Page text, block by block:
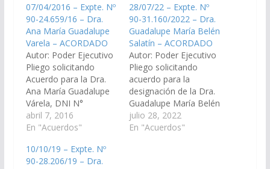
07/04/2016 – Expte. Nº
90-24.659/16 – Dra.
Ana María Guadalupe
Varela – ACORDADO
Autor: Poder Ejecutivo
Pliego solicitando
Acuerdo para la Dra.
Ana María Guadalupe
Várela, DNI N°
16.899.014, en el cargo
de Juez de Primera
N° 6 del Distrito
Judicial del Centro.
abril 7, 2016
En "Acuerdos"
28/07/22 – Expte. Nº
90-31.160/2022 – Dra.
Guadalupe María Belén
Salatín – ACORDADO
Autor: Poder Ejecutivo
Pliego solicitando
acuerdo para la
designación de la Dra.
Guadalupe María Belén
Salatín, D.N.I. N°
30.636.305, en el cargo
julio 28, 2022
En "Acuerdos"
10/10/19 – Expte. Nº
90-28.206/19 – Dra.